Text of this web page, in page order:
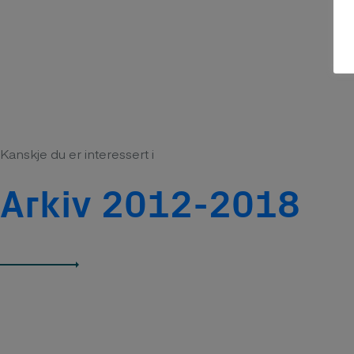
Kanskje du er interessert i
Arkiv 2012-2018